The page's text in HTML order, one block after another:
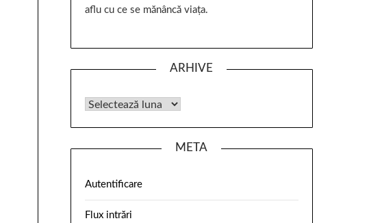
aflu cu ce se mănâncă viața.
ARHIVE
META
Autentificare
Flux intrări